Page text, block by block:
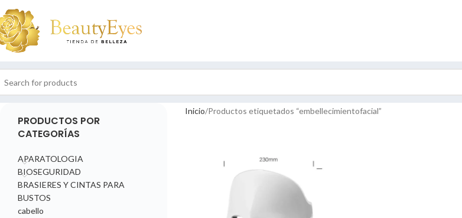
PRODUCTOS POR
CATEGORÍAS
APARATOLOGIA
BIOSEGURIDAD
BRASIERES Y CINTAS PARA
BUSTOS
cabello
Inicio Productos etiquetados “embellecimientofacial”